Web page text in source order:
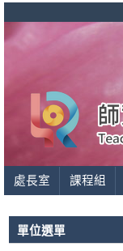
處長室 課程組
單位選單